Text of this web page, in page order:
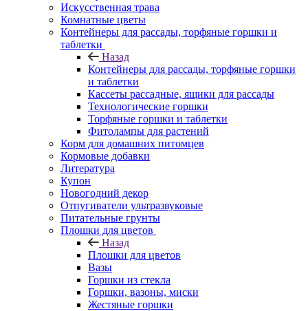
Искусственная трава
Комнатные цветы
Контейнеры для рассады, торфяные горшки и
таблетки
Назад
Контейнеры для рассады, торфяные горшки
и таблетки
Кассеты рассадные, ящики для рассады
Технологические горшки
Торфяные горшки и таблетки
Фитолампы для растений
Корм для домашних питомцев
Кормовые добавки
Литература
Купон
Новогодний декор
Отпугиватели ультразвуковые
Питательные грунты
Плошки для цветов
Назад
Плошки для цветов
Вазы
Горшки из стекла
Горшки, вазоны, миски
Жестяные горшки